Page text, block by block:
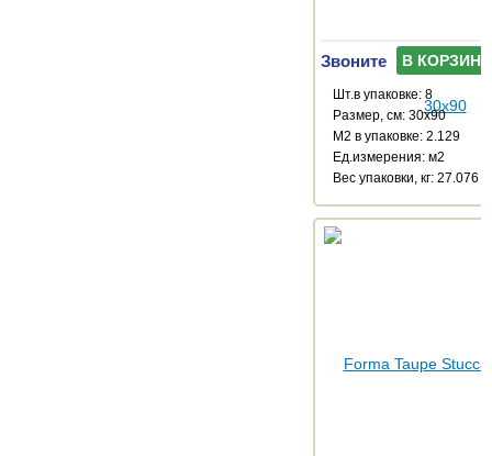
Звоните В КОРЗИНУ
Шт.в упаковке: 8
Размер, см: 30x90
М2 в упаковке: 2.129
Ед.измерения: м2
Веc упаковки, кг: 27.076